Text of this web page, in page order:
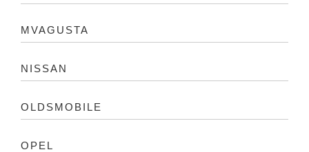
MVAGUSTA
NISSAN
OLDSMOBILE
OPEL